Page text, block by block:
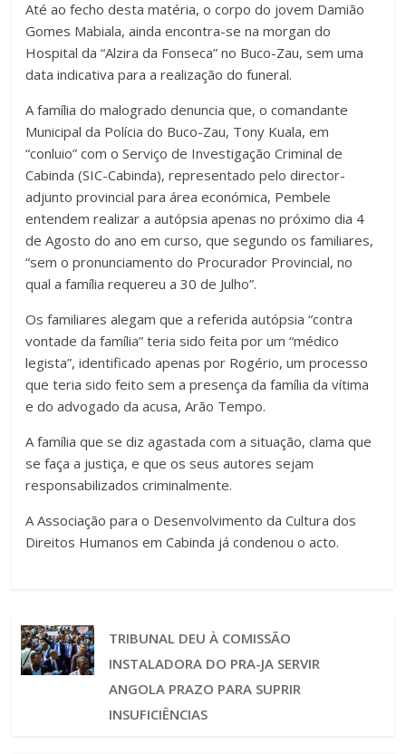
Até ao fecho desta matéria, o corpo do jovem Damião
Gomes Mabiala, ainda encontra-se na morgan do
Hospital da “Alzira da Fonseca” no Buco-Zau, sem uma
data indicativa para a realização do funeral.
A família do malogrado denuncia que, o comandante
Municipal da Polícia do Buco-Zau, Tony Kuala, em
“conluio” com o Serviço de Investigação Criminal de
Cabinda (SIC-Cabinda), representado pelo director-
adjunto provincial para área económica, Pembele
entendem realizar a autópsia apenas no próximo dia 4
de Agosto do ano em curso, que segundo os familiares,
“sem o pronunciamento do Procurador Provincial, no
qual a família requereu a 30 de Julho”.
Os familiares alegam que a referida autópsia “contra
vontade da família” teria sido feita por um “médico
legista”, identificado apenas por Rogério, um processo
que teria sido feito sem a presença da família da vítima
e do advogado da acusa, Arão Tempo.
A família que se diz agastada com a situação, clama que
se faça a justiça, e que os seus autores sejam
responsabilizados criminalmente.
A Associação para o Desenvolvimento da Cultura dos
Direitos Humanos em Cabinda já condenou o acto.
TRIBUNAL DEU À COMISSÃO
INSTALADORA DO PRA-JA SERVIR
ANGOLA PRAZO PARA SUPRIR
INSUFICIÊNCIAS